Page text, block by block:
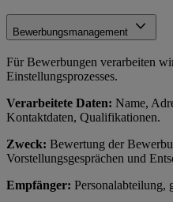
Bewerbungsmanagement
Für Bewerbungen verarbeiten
Einstellungsprozesses.
Verarbeitete Daten: Name,
Kontaktdaten, Qualifikationen.
Zweck: Bewertung der
Vorstellungsgesprächen und
Empfänger: Personalabteilung,